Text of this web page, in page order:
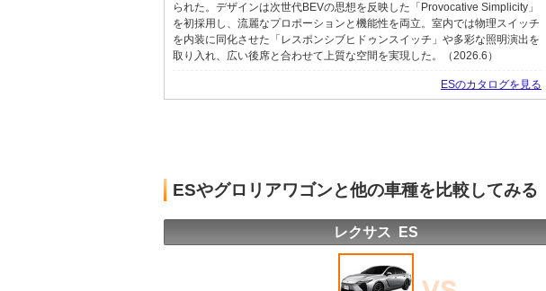
られた。デザインは次世代BEVの思想を反映した「Provocative Simplicity」
を初採用し、流麗なプロポーションと機能性を両立。室内では物理スイッチ
を内装に同化させた「レスポンシブヒドゥンスイッチ」や多彩な照明演出を
取り入れ、広い後席と合わせて上質な空間を実現した。（2026.6）
ESのカタログを見る
ESやグロリアワゴンと他の車種を比較してみる
レクサス ES